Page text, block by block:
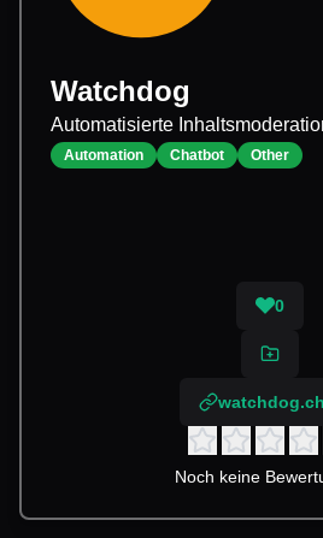
Watchdog
Automatisierte
Automation Chatbot Other
0
Noch keine